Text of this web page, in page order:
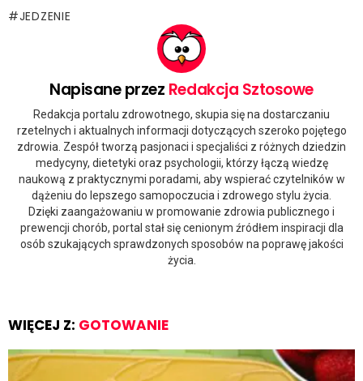
JEDZENIE
Napisane przez Redakcja Sztosowe
Redakcja portalu zdrowotnego, skupia się na dostarczaniu
rzetelnych i aktualnych informacji dotyczących szeroko pojętego
zdrowia. Zespół tworzą pasjonaci i specjaliści z różnych dziedzin
medycyny, dietetyki oraz psychologii, którzy łączą wiedzę
naukową z praktycznymi poradami, aby wspierać czytelników w
dążeniu do lepszego samopoczucia i zdrowego stylu życia.
Dzięki zaangażowaniu w promowanie zdrowia publicznego i
prewencji chorób, portal stał się cenionym źródłem inspiracji dla
osób szukających sprawdzonych sposobów na poprawę jakości
życia.
WIĘCEJ Z: GOTOWANIE